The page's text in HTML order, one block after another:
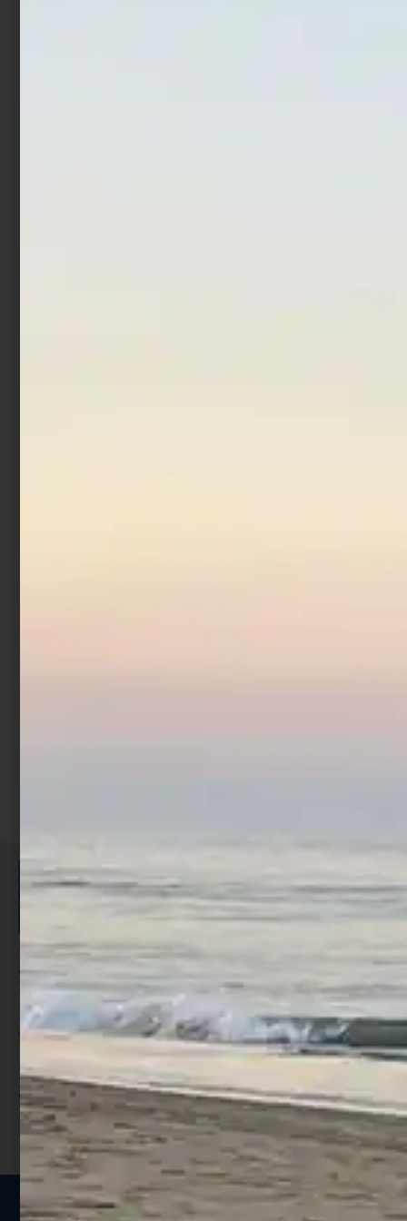
ISCRIVITI E RICEVI 3,50€ DI
SCONTO >
Per ogni acquisto accumuli ulteriori
punti;
Utilizza i punti per ricevere uno
sconto;
I punti sono indicati nella pagina
prodotto;